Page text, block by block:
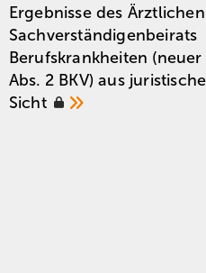
Ergebnisse des Ärztlichen
Sachverständigenbeirats
Berufskrankheiten (neuer
Abs. 2 BKV) aus
Sicht